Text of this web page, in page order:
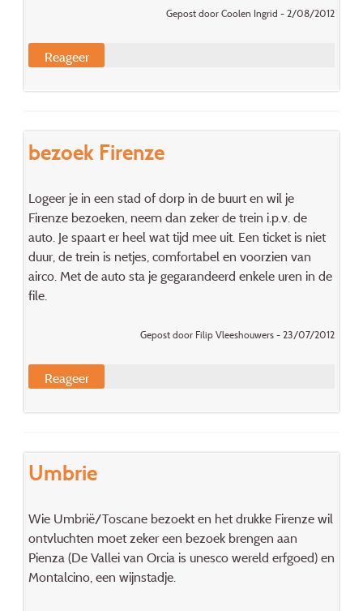
Gepost door Coolen Ingrid - 2/08/2012
Reageer
bezoek Firenze
Logeer je in een stad of dorp in de buurt en wil je
Firenze bezoeken, neem dan zeker de trein i.p.v. de
auto. Je spaart er heel wat tijd mee uit. Een ticket is niet
duur, de trein is netjes, comfortabel en voorzien van
airco. Met de auto sta je gegarandeerd enkele uren in de
file.
Gepost door Filip Vleeshouwers - 23/07/2012
Reageer
Umbrie
Wie Umbrië/Toscane bezoekt en het drukke Firenze wil
ontvluchten moet zeker een bezoek brengen aan
Pienza (De Vallei van Orcia is unesco wereld erfgoed) en
Montalcino, een wijnstadje.